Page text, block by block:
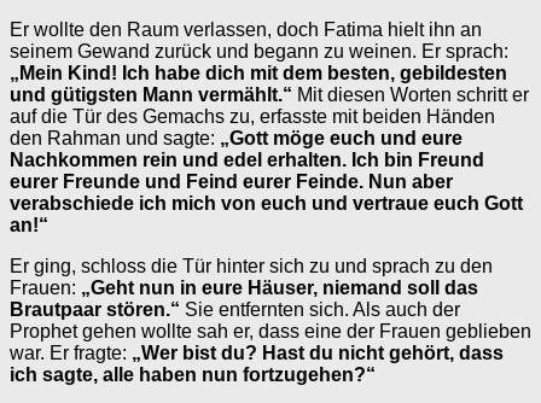
Er wollte den Raum verlassen, doch Fatima hielt ihn an
seinem Gewand zurück und begann zu weinen. Er sprach:
„Mein Kind! Ich habe dich mit dem besten, gebildesten
und gütigsten Mann vermählt.“ Mit diesen Worten schritt er
auf die Tür des Gemachs zu, erfasste mit beiden Händen
den Rahman und sagte: „Gott möge euch und eure
Nachkommen rein und edel erhalten. Ich bin Freund
eurer Freunde und Feind eurer Feinde. Nun aber
verabschiede ich mich von euch und vertraue euch Gott
an!“
Er ging, schloss die Tür hinter sich zu und sprach zu den
Frauen: „Geht nun in eure Häuser, niemand soll das
Brautpaar stören.“ Sie entfernten sich. Als auch der
Prophet gehen wollte sah er, dass eine der Frauen geblieben
war. Er fragte: „Wer bist du? Hast du nicht gehört, dass
ich sagte, alle haben nun fortzugehen?“